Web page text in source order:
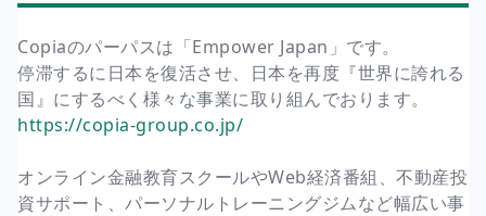
Copiaのパーパスは「Empower Japan」です。
停滞するに日本を復活させ、日本を再度『世界に誇れる
国』にするべく様々な事業に取り組んでおります。
https://copia-group.co.jp/
オンライン金融教育スクールやWeb経済番組、不動産投
資サポート、パーソナルトレーニングジムなど幅広い事